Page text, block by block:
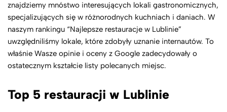
znajdziemy mnóstwo interesujących lokali gastronomicznych,
specjalizujących się w różnorodnych kuchniach i daniach. W
naszym rankingu “Najlepsze restauracje w Lublinie”
uwzględniliśmy lokale, które zdobyły uznanie internautów. To
właśnie Wasze opinie i oceny z Google zadecydowały o
ostatecznym kształcie listy polecanych miejsc.
Top 5 restauracji w Lublinie